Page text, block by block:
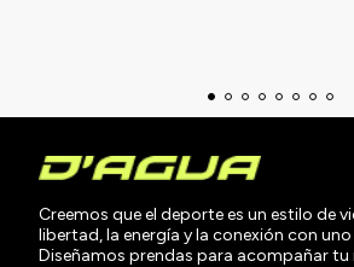
Creemos que el deporte es un estilo de
libertad, la energía y la conexión con
Diseñamos prendas para acompañar tu